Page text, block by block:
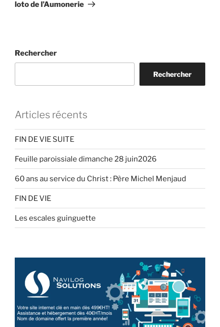
loto de l’Aumonerie
Rechercher
Rechercher
Articles récents
FIN DE VIE SUITE
Feuille paroissiale dimanche 28 juin2026
60 ans au service du Christ : Père Michel Menjaud
FIN DE VIE
Les escales guinguette